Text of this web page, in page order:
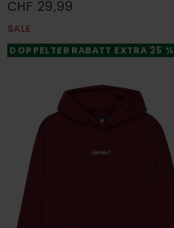
CHF 29,99
SALE
DOPPELTER RABATT EXTRA 25 %